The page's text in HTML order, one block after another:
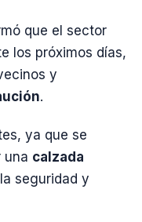
que el sector
los próximos días,
y
.
ya que se
una calzada
seguridad y